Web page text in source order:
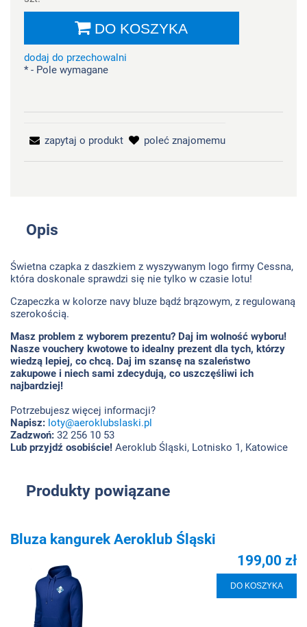
DO KOSZYKA
dodaj do przechowalni
* - Pole wymagane
zapytaj o produkt poleć znajomemu
Opis
Świetna czapka z daszkiem z wyszywanym logo firmy Cessna,
która doskonale sprawdzi się nie tylko w czasie lotu!
Czapeczka w kolorze navy bluze bądź brązowym, z regulowaną
szerokością.
Masz problem z wyborem prezentu? Daj im wolność wyboru!
Nasze vouchery kwotowe to idealny prezent dla tych, którzy
wiedzą lepiej, co chcą. Daj im szansę na szaleństwo
zakupowe i niech sami zdecydują, co uszczęśliwi ich
najbardziej!
Potrzebujesz więcej informacji?
Napisz: loty@aeroklubslaski.pl
Zadzwoń: 32 256 10 53
Lub przyjdź osobiście! Aeroklub Śląski, Lotnisko 1, Katowice
Produkty powiązane
Bluza kangurek Aeroklub Śląski
199,00 zł
DO KOSZYKA